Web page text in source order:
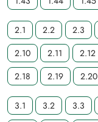
2.1 2.2 2.3
2.10
2.11 2.12
2.18
2.19 2.20
3.1 3.2 3.3